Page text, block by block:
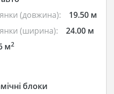
(довжина):
19.50 м
(ширина):
24.00 м
м2
блоки